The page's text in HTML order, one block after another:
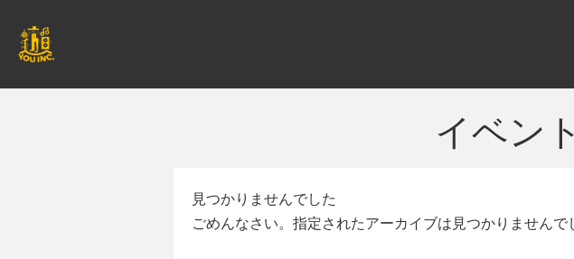
イベン
見つかりませんでした
ごめんなさい。指定されたアーカイブは見つかりませんで